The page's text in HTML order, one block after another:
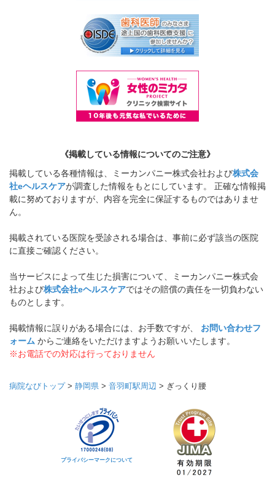
《掲載している情報についてのご注意》
掲載している各種情報は、ミーカンパニー株式会社および株式会
社eヘルスケアが調査した情報をもとにしています。 正確な情報掲
載に努めておりますが、内容を完全に保証するものではありませ
ん。
掲載されている医院を受診される場合は、事前に必ず該当の医院
に直接ご確認ください。
当サービスによって生じた損害について、ミーカンパニー株式会
社および株式会社eヘルスケアではその賠償の責任を一切負わない
ものとします。
掲載情報に誤りがある場合には、お手数ですが、 お問い合わせフ
ォーム からご連絡をいただけますようお願いいたします。
※お電話での対応は行っておりません
病院なびトップ> 静岡県 > 音羽町駅周辺 > ぎっくり腰
プライバシーマークについて